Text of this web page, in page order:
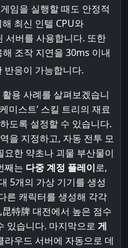
임을 실행할 때도 안정적
최신 인텔 CPU와
서버를 사용합니다. 또한
조작 지연을 30ms 이내
반응이 가능합니다.
용 사례를 살펴보겠습니
미스트’ 스킬 트리의 재료
도록 설정할 수 있습니다.
을 지정하고, 자동 전투 모
한 약초나 괴물 부산물이
째는 다중 계정 플레이로,
5개의 가상 기기를 생성
른 캐릭터를 생성해 각각
特牌 대전에서 높은 점수
있습니다. 마지막으로 게
라우드 서버에 자동으로 데